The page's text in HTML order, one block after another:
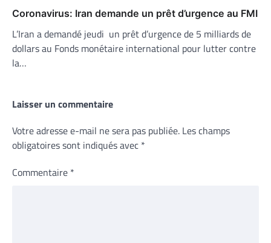
Coronavirus: Iran demande un prêt d’urgence au FMI
L’Iran a demandé jeudi un prêt d’urgence de 5 milliards de
dollars au Fonds monétaire international pour lutter contre
la…
Laisser un commentaire
Votre adresse e-mail ne sera pas publiée. Les champs
obligatoires sont indiqués avec *
Commentaire *